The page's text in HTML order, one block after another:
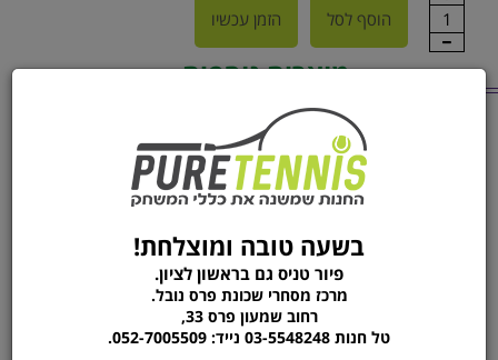
1 הוסף לסל הזמן עכשיו
מוצרים נוספים
מהקטגוריה
בולם זעזועים | RF
DAMPNER
VIBRATION STOPPER 5
בשעה טובה ומוצלחת!
פיור טניס גם בראשון לציון.
מרכז מסחרי שכונת פרס נובל.
רחוב שמעון פרס 33,
טל חנות 03-5548248 נייד: 052-7005509.